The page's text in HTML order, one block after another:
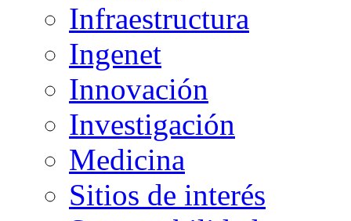
Infraestructura
Ingenet
Innovación
Investigación
Medicina
Sitios de interés